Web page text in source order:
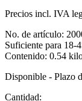
Precios incl. IVA
No. de artículo:
Suficiente para 18-
Contenido: 0.54
Disponible - Plazo
Cantidad: